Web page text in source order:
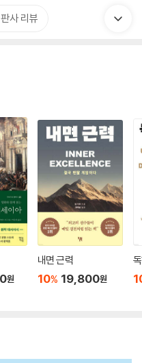
사 리뷰
원
내면 근력
10% 19,800원